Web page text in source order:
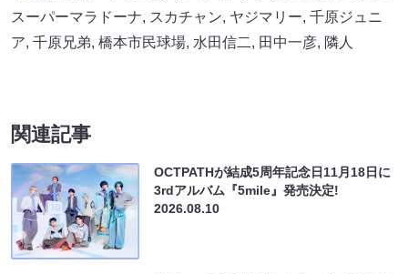
スーパーマラドーナ, スカチャン, ヤジマリー, 千原ジュニ
ア, 千原兄弟, 橋本市民球場, 水田信二, 田中一彦, 隣人
関連記事
OCTPATHが結成5周年記念日11月18日に
3rdアルバム『5mile』発売決定!
2026.08.10